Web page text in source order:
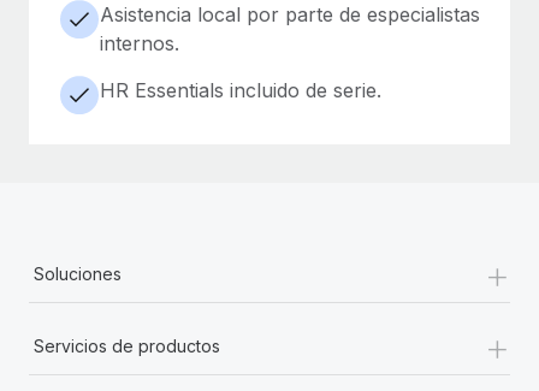
Asistencia local por parte de especialistas
internos.
HR Essentials incluido de serie.
Soluciones +
Servicios de productos +